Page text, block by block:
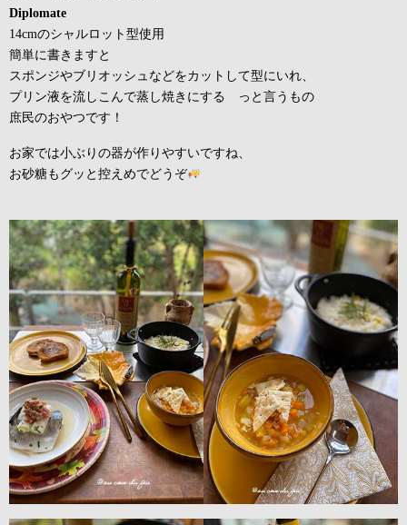
Diplomate
14cmのシャルロット型使用
簡単に書きますと
スポンジやブリオッシュなどをカットして型にいれ、
プリン液を流しこんで蒸し焼きにする っと言うもの
庶民のおやつです！
お家では小ぶりの器が作りやすいですね、
お砂糖もグッと控えめでどうぞ